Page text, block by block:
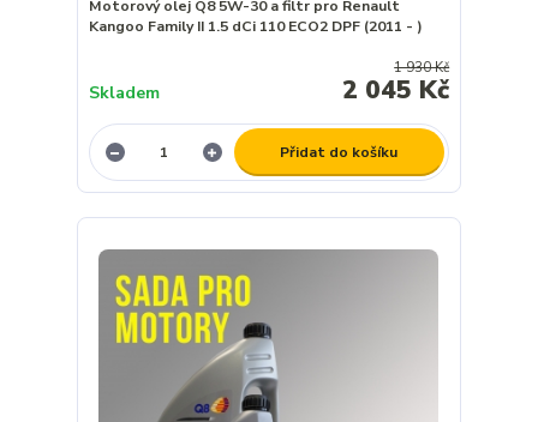
Motorový olej Q8 5W-30 a filtr pro Renault
Kangoo Family II 1.5 dCi 110 ECO2 DPF (2011 - )
1 930 Kč
2 045 Kč
Skladem
Přidat do košíku